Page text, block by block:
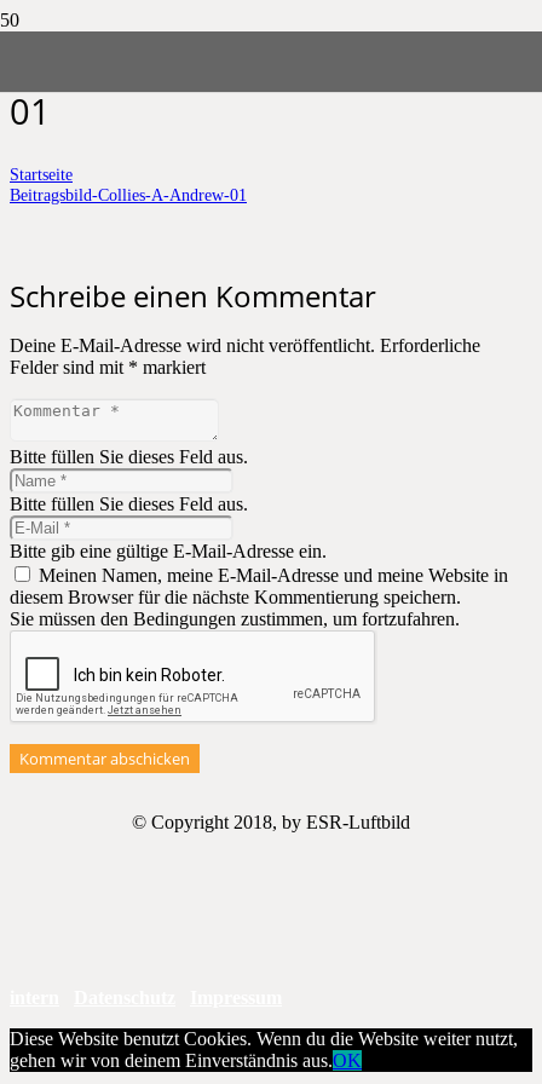
01
Startseite
Beitragsbild-Collies-A-Andrew-01
Schreibe einen Kommentar
Deine E-Mail-Adresse wird nicht veröffentlicht. Erforderliche
Felder sind mit * markiert
Bitte füllen Sie dieses Feld aus.
Bitte füllen Sie dieses Feld aus.
Bitte gib eine gültige E-Mail-Adresse ein.
Meinen Namen, meine E-Mail-Adresse und meine Website in
diesem Browser für die nächste Kommentierung speichern.
Sie müssen den Bedingungen zustimmen, um fortzufahren.
Kommentar abschicken
© Copyright 2018, by ESR-Luftbild
Diese Website benutzt Cookies. Wenn du die Website weiter nutzt,
gehen wir von deinem Einverständnis aus.OK